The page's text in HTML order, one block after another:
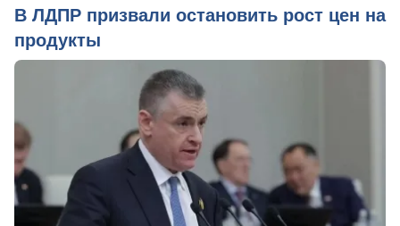
В ЛДПР призвали остановить рост цен на
продукты